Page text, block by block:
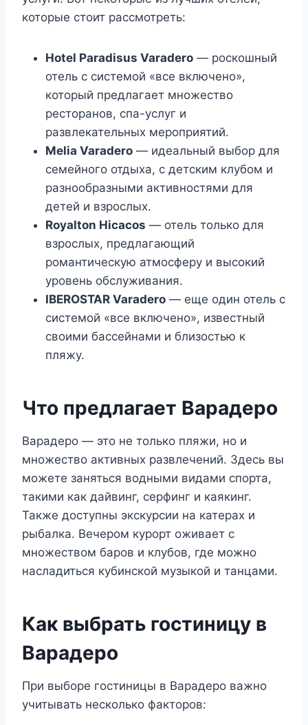
которые стоит рассмотреть:
Hotel Paradisus Varadero — роскошный
отель с системой «все включено»,
который предлагает множество
ресторанов, спа-услуг и
развлекательных мероприятий.
Melia Varadero — идеальный выбор для
семейного отдыха, с детским клубом и
разнообразными активностями для
детей и взрослых.
Royalton Hicacos — отель только для
взрослых, предлагающий
романтическую атмосферу и высокий
уровень обслуживания.
IBEROSTAR Varadero — еще один отель с
системой «все включено», известный
своими бассейнами и близостью к
пляжу.
Что предлагает Варадеро
Варадеро — это не только пляжи, но и
множество активных развлечений. Здесь вы
можете заняться водными видами спорта,
такими как дайвинг, серфинг и каякинг.
Также доступны экскурсии на катерах и
рыбалка. Вечером курорт оживает с
множеством баров и клубов, где можно
насладиться кубинской музыкой и танцами.
Как выбрать гостиницу в
Варадеро
При выборе гостиницы в Варадеро важно
учитывать несколько факторов: